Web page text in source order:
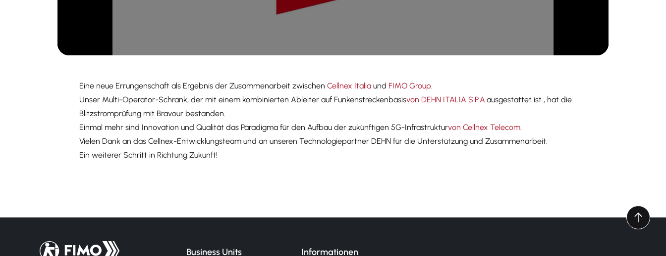
Eine neue Errungenschaft als Ergebnis der Zusammenarbeit zwischen Cellnex Italia und FIMO Group
Unser Multi-Operator-Schrank, der mit einem kombinierten Ableiter auf Funkenstreckenbasisvon DEHN ITALIA S.P.A. ausgestattet ist , hat die
Blitzstromprüfung mit Bravour bestanden.
Einmal mehr sind Innovation und Qualität das Paradigma für den Aufbau der zukünftigen 5G-Infrastrukturvon Cellnex Telecom
Vielen Dank an das Cellnex-Entwicklungsteam und an unseren Technologiepartner DEHN für die Unterstützung und Zusammenarbeit.
Ein weiterer Schritt in Richtung Zukunft!
Zurück zur Startseite
Business Units Informationen